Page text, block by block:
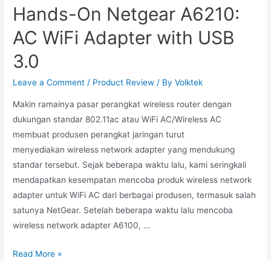
Hands-On Netgear A6210:
AC WiFi Adapter with USB
3.0
Leave a Comment / Product Review / ByVolktek
Makin ramainya pasar perangkat wireless router dengan
dukungan standar 802.11ac atau WiFi AC/Wireless AC
membuat produsen perangkat jaringan turut
menyediakan wireless network adapter yang mendukung
standar tersebut. Sejak beberapa waktu lalu, kami seringkali
mendapatkan kesempatan mencoba produk wireless network
adapter untuk WiFi AC dari berbagai produsen, termasuk salah
satunya NetGear. Setelah beberapa waktu lalu mencoba
wireless network adapter A6100, …
Read More »